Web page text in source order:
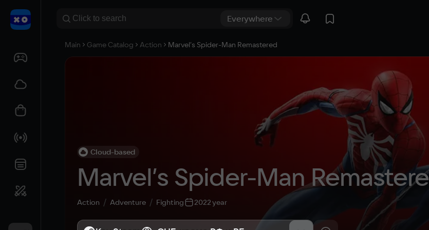
Main Game Catalog Action Marvel’s Spider-Man Remastered
Cloud-based
Marvel’s Spider-Man
Action Adventure Fighting 2022 year